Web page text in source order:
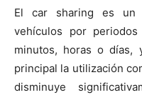
El car sharing es un
vehículos por
minutos, horas o días,
principal la utilización
disminuye